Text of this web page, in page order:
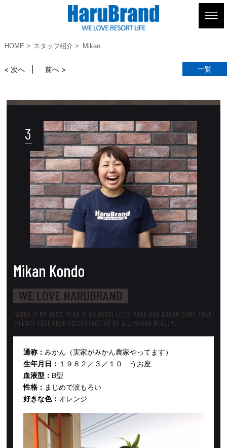
HOME スタッフ紹介 Mikan
一覧
< 次へ 前へ >
3
Mikan Kondo
通称：みかん（実家がみかん農家やってます）
生年月日： １９８２／３／１０ うお座
血液型： B型
性格： まじめで涙もろい
好きな色： オレンジ